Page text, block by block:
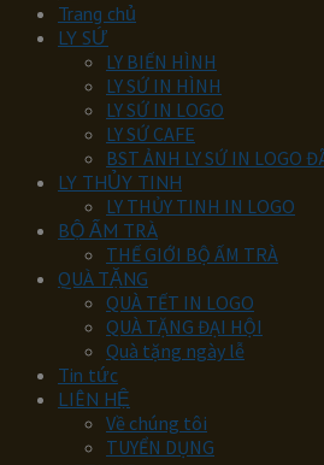
Trang chủ
LY SỨ
LY BIẾN HÌNH
LY SỨ IN HÌNH
LY SỨ IN LOGO
LY SỨ CAFE
BST ẢNH LY SỨ IN LOGO
LY THỦY TINH
LY THỦY TINH IN LOGO
BỘ ẤM TRÀ
THẾ GIỚI BỘ ẤM TRÀ
QUÀ TẶNG
QUÀ TẾT IN LOGO
QUÀ TẶNG ĐẠI HỘI
Quà tặng ngày lễ
Tin tức
LIÊN HỆ
Về chúng tôi
TUYỂN DỤNG